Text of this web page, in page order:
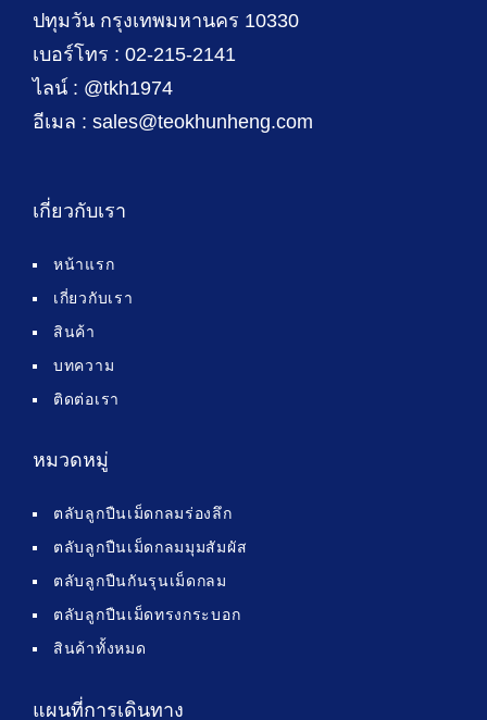
ปทุมวัน กรุงเทพมหานคร 10330
เบอร์โทร : 02-215-2141
ไลน์ : @tkh1974
อีเมล : sales@teokhunheng.com
เกี่ยวกับเรา
หน้าแรก
เกี่ยวกับเรา
สินค้า
บทความ
ติดต่อเรา
หมวดหมู่
ตลับลูกปืนเม็ดกลมร่องลึก
ตลับลูกปืนเม็ดกลมมุมสัมผัส
ตลับลูกปืนกันรุนเม็ดกลม
ตลับลูกปืนเม็ดทรงกระบอก
สินค้าทั้งหมด
แผนที่การเดินทาง